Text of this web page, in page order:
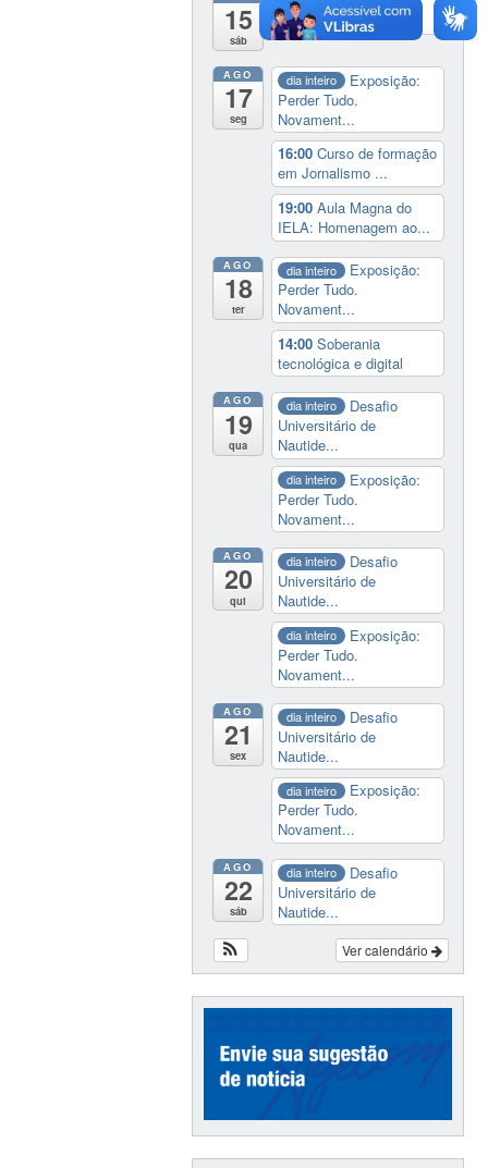
15
sáb
programação de rec...
AGO
17
seg
dia inteiro
Exposição:
Perder Tudo.
Novament...
16:00Curso de formação
em Jornalismo ...
19:00Aula Magna do
IELA: Homenagem ao...
AGO
18
ter
dia inteiro
Exposição:
Perder Tudo.
Novament...
14:00Soberania
tecnológica e digital
AGO
19
qua
dia inteiro
Desafio
Universitário de
Nautide...
dia inteiro
Exposição:
Perder Tudo.
Novament...
AGO
20
qui
dia inteiro
Desafio
Universitário de
Nautide...
dia inteiro
Exposição:
Perder Tudo.
Novament...
AGO
21
sex
dia inteiro
Desafio
Universitário de
Nautide...
dia inteiro
Exposição:
Perder Tudo.
Novament...
AGO
22
sáb
dia inteiro
Desafio
Universitário de
Nautide...
Ver calendário